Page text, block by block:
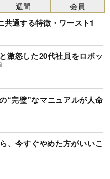
共通する特徴・ワースト1
激怒した20代社員をロボッ
“完璧”なマニュアルが人命
、今すぐやめた方がいいこ
週間 会員